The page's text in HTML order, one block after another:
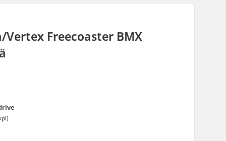
Vertex Freecoaster BMX